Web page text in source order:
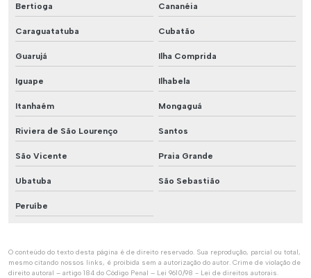
Bertioga Cananéia
Caraguatatuba Cubatão
Guarujá Ilha Comprida
Iguape Ilhabela
Itanhaém Mongaguá
Riviera de São Lourenço Santos
São Vicente Praia Grande
Ubatuba São Sebastião
Peruíbe
O conteúdo do texto desta página é de direito reservado. Sua reprodução, parcial ou total,
mesmo citando nossos links, é proibida sem a autorização do autor. Crime de violação de
direito autoral – artigo 184 do Código Penal – Lei 9610/98 - Lei de direitos autorais